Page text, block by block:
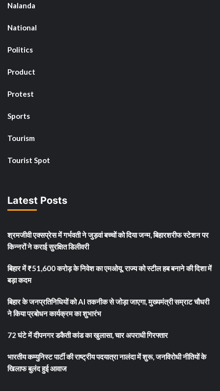
Nalanda
National
Politics
Product
Protest
Sports
Tourism
Tourist Spot
Latest Posts
श्रमजीवी एक्सप्रेस में गर्भवती ने जुड़वां बच्चों को दिया जन्म, बिहारशरीफ स्टेशन पर
किन्नरों ने कराई सुरक्षित डिलीवरी
बिहार में ₹51,600 करोड़ के निवेश का एमओयू, राज्य को स्टील हब बनाने की दिशा में
बड़ा कदम
बिहार के जनप्रतिनिधियों को AI तकनीक से जोड़ा जाएगा, मुख्यमंत्री सम्राट चौधरी
ने किया प्रबोधन कार्यक्रम का शुभारंभ
72 घंटे में दीपनगर डकैती कांड का खुलासा, चार अपराधी गिरफ्तार
भारतीय कम्युनिस्ट पार्टी की राष्ट्रीय पदयात्रा नालंदा में शुरू, जनविरोधी नीतियों के
खिलाफ बुलंद हुई आवाज